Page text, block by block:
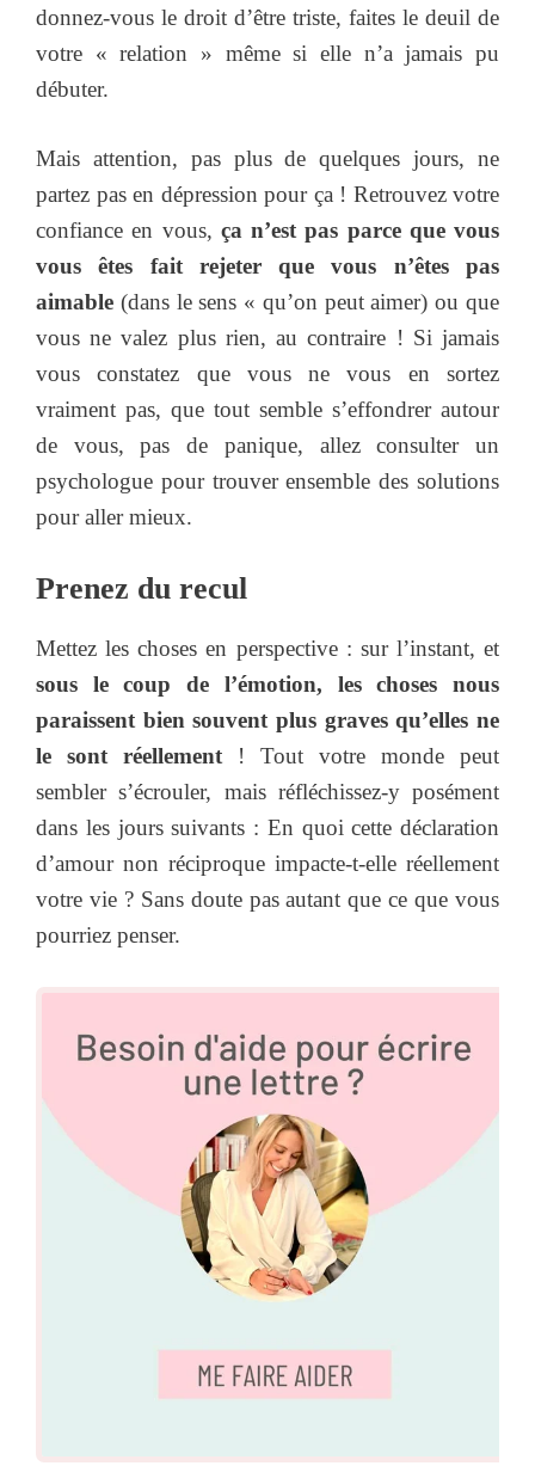
donnez-vous le droit d’être triste, faites le deuil de
votre « relation » même si elle n’a jamais pu
débuter.
Mais attention, pas plus de quelques jours, ne
partez pas en dépression pour ça ! Retrouvez votre
confiance en vous, ça n’est pas parce que vous
vous êtes fait rejeter que vous n’êtes pas
aimable (dans le sens « qu’on peut aimer) ou que
vous ne valez plus rien, au contraire ! Si jamais
vous constatez que vous ne vous en sortez
vraiment pas, que tout semble s’effondrer autour
de vous, pas de panique, allez consulter un
psychologue pour trouver ensemble des solutions
pour aller mieux.
Prenez du recul
Mettez les choses en perspective : sur l’instant, et
sous le coup de l’émotion, les choses nous
paraissent bien souvent plus graves qu’elles ne
le sont réellement ! Tout votre monde peut
sembler s’écrouler, mais réfléchissez-y posément
dans les jours suivants : En quoi cette déclaration
d’amour non réciproque impacte-t-elle réellement
votre vie ? Sans doute pas autant que ce que vous
pourriez penser.